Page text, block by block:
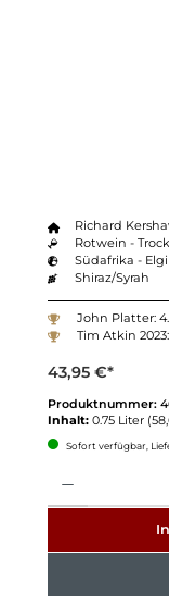
Richard
Rotwein -
Südafrika -
Shiraz/Syrah
John Platter:
Tim Atkin
43,95 €*
Produktnummer:
Inhalt: 0.75 Liter
Sofort verfügbar,